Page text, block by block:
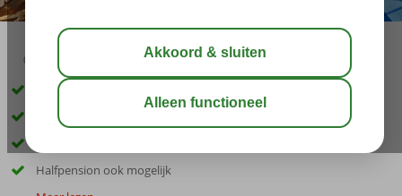
03:30 aug 33°C
Only Adult hotel; min. leeftijd 14 jaar
Schitterend kleinschalig boutique hotel
Halfpension ook mogelijk